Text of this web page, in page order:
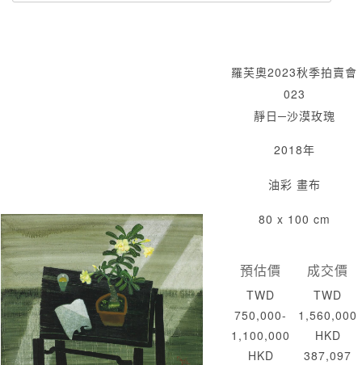
羅芙奧2023秋季拍賣會
023
靜日─沙漠玫瑰
2018年
油彩 畫布
80 x 100 cm
預估價
TWD
750,000-
1,100,000
HKD
成交價
TWD
1,560,000
HKD
387,097